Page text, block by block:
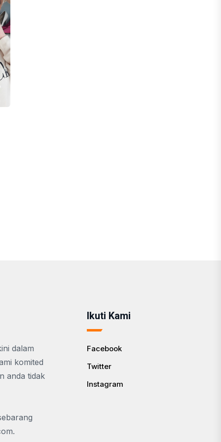
dalam
komited
anda tidak
.
Ikuti Kami
Facebook
Twitter
Instagram